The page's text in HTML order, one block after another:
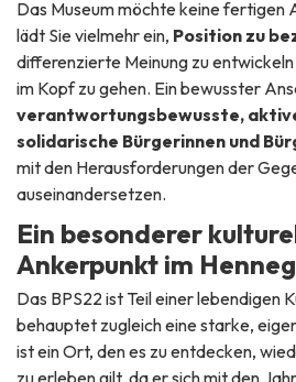
Das Museum möchte keine fertigen
lädt Sie vielmehr ein, Position zu
differenzierte Meinung zu
im Kopf zu gehen. Ein bewusster
verantwortungsbewusste,
solidarische Bürgerinnen und
mit den Herausforderungen der
auseinandersetzen.
Ein besonderer
Ankerpunkt im
Das BPS22 ist Teil einer lebendigen
behauptet zugleich eine starke,
ist ein Ort, den es zu entdecken,
zu erleben gilt, da er sich mit den